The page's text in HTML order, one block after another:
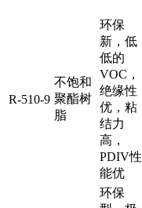
R-510-9
不饱和
聚酯树
脂
环保
新，低
低的
VOC，
绝缘性
优，粘
结力
高，
PDIV性
能优
环保